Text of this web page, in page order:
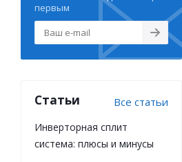
первым
Статьи Все статьи
Инверторная сплит
система: плюсы и минусы